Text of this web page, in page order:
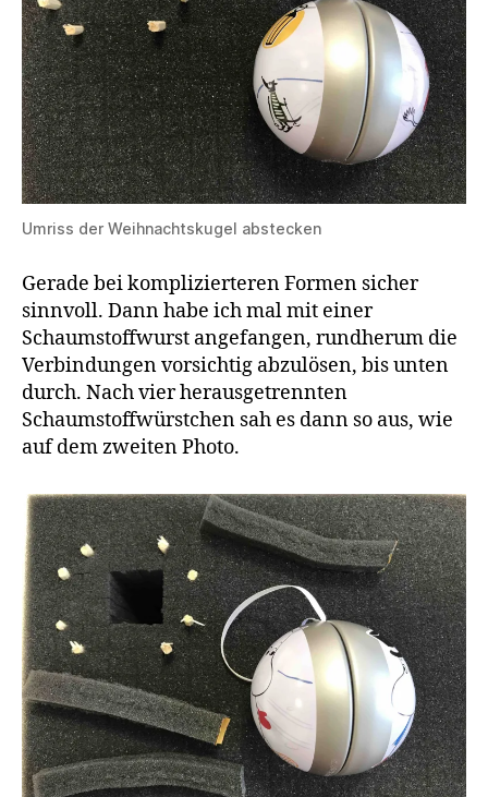
Umriss der Weihnachtskugel abstecken
Gerade bei komplizierteren Formen sicher
sinnvoll. Dann habe ich mal mit einer
Schaumstoffwurst angefangen, rundherum die
Verbindungen vorsichtig abzulösen, bis unten
durch. Nach vier herausgetrennten
Schaumstoffwürstchen sah es dann so aus, wie
auf dem zweiten Photo.